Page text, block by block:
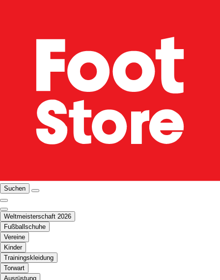
Suchen
Weltmeisterschaft 2026
Fußballschuhe
Vereine
Kinder
Trainingskleidung
Torwart
Ausrüstung